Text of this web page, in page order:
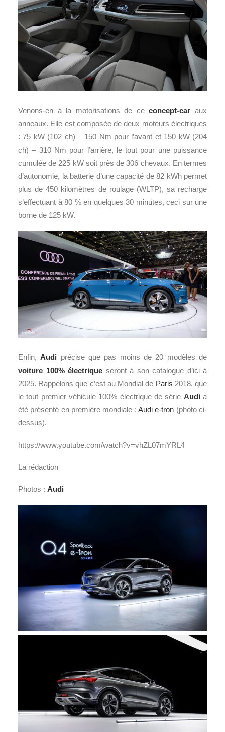
Venons-en à la motorisations de ceconcept-car aux
anneaux. Elle est composée de deux moteurs électriques
: 75 kW (102 ch) – 150 Nm pour l’avant et 150 kW (204
ch) – 310 Nm pour l’arrière, le tout pour une puissance
cumulée de 225 kW soit près de 306 chevaux. En termes
d’autonomie, la batterie d’une capacité de 82 kWh permet
plus de 450 kilomètres de roulage (WLTP), sa recharge
s’effectuant à 80 % en quelques 30 minutes, ceci sur une
borne de 125 kW.
Enfin,Audi précise que pas moins de 20 modèles de
voiture 100% électrique seront à son catalogue d’ici à
2025. Rappelons que c’est au Mondial de Paris 2018, que
le tout premier véhicule 100% électrique de série Audi a
été présenté en première mondiale : Audi e-tron (photo ci-
dessus).
https://www.youtube.com/watch?v=vhZL07mYRL4
La rédaction
Photos : Audi